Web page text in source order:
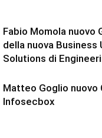
Fabio Momola nuovo
della nuova Business
Solutions di
Matteo Goglio nuovo
Infosecbox